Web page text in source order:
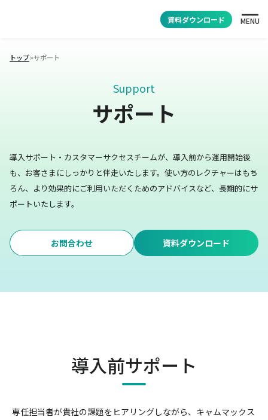
資料ダウンロード MENU
トップ>サポート
Support
サポート
導入サポート・カスタマーサクセスチームが、導入前から運用開始後
も、お客さまにしっかりと伴走いたします。 使い方のレクチャーはもち
ろん、より効果的にご利用いただくためのアドバイスなど、長期的にサ
ポートいたします。
お問合わせ 資料ダウンロード
導入前サポート
専任担当者が貴社の課題をヒアリングしながら、キャムマックス